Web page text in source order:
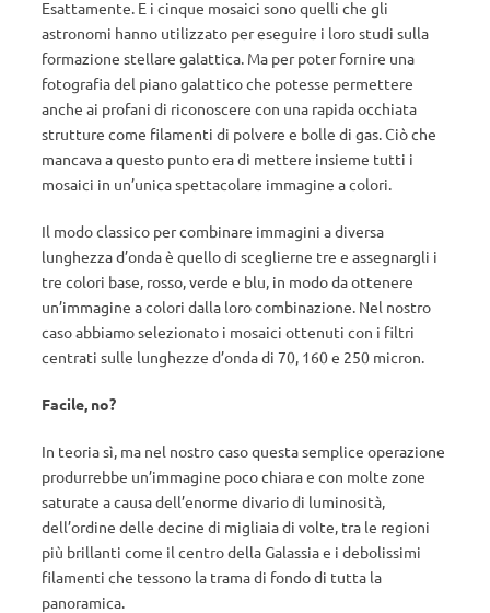
Esattamente. E i cinque mosaici sono quelli che gli
astronomi hanno utilizzato per eseguire i loro studi sulla
formazione stellare galattica. Ma per poter fornire una
fotografia del piano galattico che potesse permettere
anche ai profani di riconoscere con una rapida occhiata
strutture come filamenti di polvere e bolle di gas. Ciò che
mancava a questo punto era di mettere insieme tutti i
mosaici in un’unica spettacolare immagine a colori.
Il modo classico per combinare immagini a diversa
lunghezza d’onda è quello di sceglierne tre e assegnargli i
tre colori base, rosso, verde e blu, in modo da ottenere
un’immagine a colori dalla loro combinazione. Nel nostro
caso abbiamo selezionato i mosaici ottenuti con i filtri
centrati sulle lunghezze d’onda di 70, 160 e 250 micron.
Facile, no?
In teoria sì, ma nel nostro caso questa semplice operazione
produrrebbe un’immagine poco chiara e con molte zone
saturate a causa dell’enorme divario di luminosità,
dell’ordine delle decine di migliaia di volte, tra le regioni
più brillanti come il centro della Galassia e i debolissimi
filamenti che tessono la trama di fondo di tutta la
panoramica.